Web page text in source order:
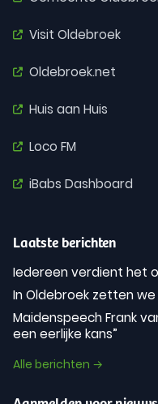
Visit Oldebroek
Oldebroek.net
Huis aan Huis
Loco FM
iBabs Dashboard
Laatste berichten
Iedereen verdient het
In Oldebroek zetten
Maidenspeech Frank
een eerlijke kans”
Alle berichten →